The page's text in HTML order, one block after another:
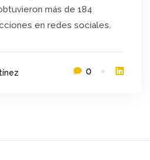
más de 184
en redes sociales.
0